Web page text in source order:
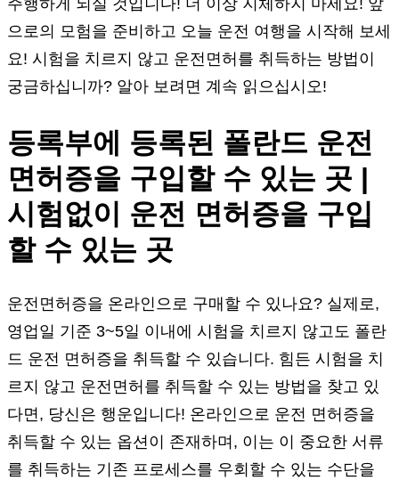
주행하게 되실 것입니다! 더 이상 지체하지 마세요! 앞
으로의 모험을 준비하고 오늘 운전 여행을 시작해 보세
요! 시험을 치르지 않고 운전면허를 취득하는 방법이
궁금하십니까? 알아 보려면 계속 읽으십시오!
등록부에 등록된 폴란드 운전
면허증을 구입할 수 있는 곳 |
시험없이 운전 면허증을 구입
할 수 있는 곳
운전면허증을 온라인으로 구매할 수 있나요? 실제로,
영업일 기준 3~5일 이내에 시험을 치르지 않고도 폴란
드 운전 면허증을 취득할 수 있습니다. 힘든 시험을 치
르지 않고 운전면허를 취득할 수 있는 방법을 찾고 있
다면, 당신은 행운입니다! 온라인으로 운전 면허증을
취득할 수 있는 옵션이 존재하며, 이는 이 중요한 서류
를 취득하는 기존 프로세스를 우회할 수 있는 수단을